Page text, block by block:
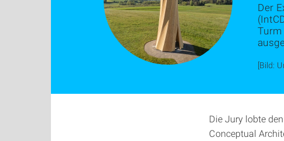
Der
[Bild:
Die Jury lobte den
Conceptual